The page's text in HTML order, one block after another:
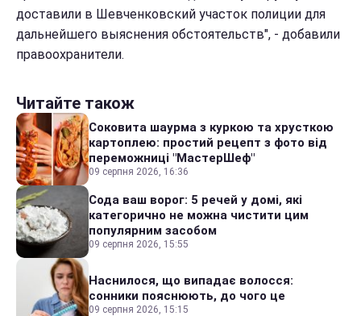
доставили в Шевченковский участок полиции для
дальнейшего выяснения обстоятельств", - добавили
правоохранители.
Читайте також
Соковита шаурма з куркою та хрусткою
картоплею: простий рецепт з фото від
переможниці "МастерШеф"
09 серпня 2026, 16:36
Сода ваш ворог: 5 речей у домі, які
категорично не можна чистити цим
популярним засобом
09 серпня 2026, 15:55
Наснилося, що випадає волосся:
сонники пояснюють, до чого це
09 серпня 2026, 15:15